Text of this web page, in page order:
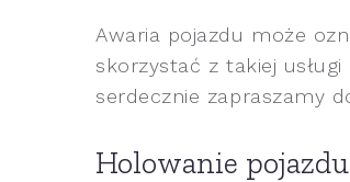
Awaria pojazdu może
skorzystać z takiej
serdecznie zapraszamy
Holowanie